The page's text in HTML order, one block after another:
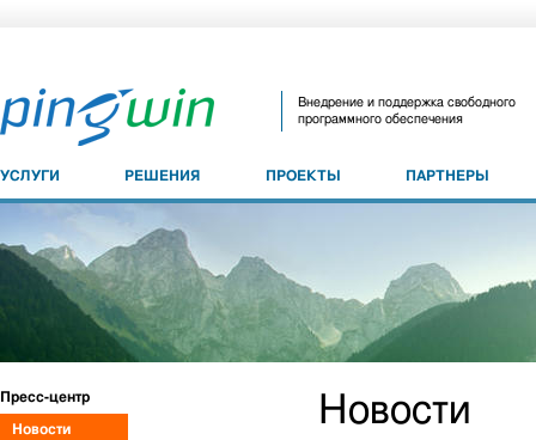
Внедрение и поддержка свободного
программного обеспечения
УСЛУГИ РЕШЕНИЯ ПРОЕКТЫ ПАРТНЕРЫ
Новости
Пресс-центр
Новости